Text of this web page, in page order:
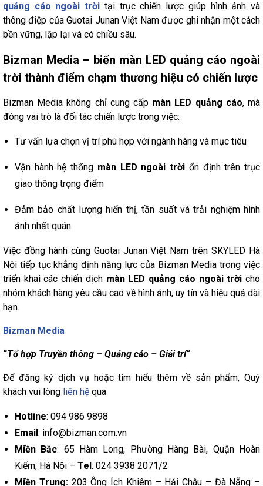
quảng cáo ngoài trời tại trục chiến lược giúp hình ảnh và
thông điệp của Guotai Junan Việt Nam được ghi nhận một cách
bền vững, lặp lại và có chiều sâu.
Bizman Media – biến màn LED quảng cáo ngoài
trời thành điểm chạm thương hiệu có chiến lược
Bizman Media không chỉ cung cấp màn LED quảng cáo, mà
đóng vai trò là đối tác chiến lược trong việc:
Tư vấn lựa chọn vị trí phù hợp với ngành hàng và mục tiêu
Vận hành hệ thống màn LED ngoài trời ổn định trên trục
giao thông trọng điểm
Đảm bảo chất lượng hiển thị, tần suất và trải nghiệm hình
ảnh nhất quán
Việc đồng hành cùng Guotai Junan Việt Nam trên SKYLED Hà
Nội tiếp tục khẳng định năng lực của Bizman Media trong việc
triển khai các chiến dịch màn LED quảng cáo ngoài trời cho
nhóm khách hàng yêu cầu cao về hình ảnh, uy tín và hiệu quả dài
hạn.
Bizman Media
“Tổ hợp Truyền thông – Quảng cáo – Giải trí“
Để đăng ký dịch vụ hoặc tìm hiểu thêm về sản phẩm, Quý
khách vui lòng liên hệ qua
Hotline: 094 986 9898
Email: info@bizman.com.vn
Miền Bắc: 65 Hàm Long, Phường Hàng Bài, Quận Hoàn
Kiếm, Hà Nội – Tel: 024 3938 2071/2
Miền Trung:203 Ông Ích Khiêm – Hải Châu – Đà Nẵng –